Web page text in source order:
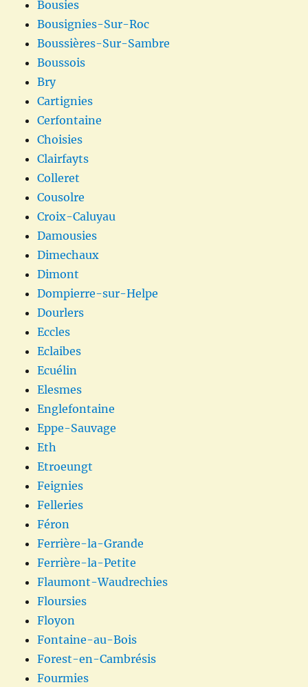
Bousies
Bousignies-Sur-Roc
Boussières-Sur-Sambre
Boussois
Bry
Cartignies
Cerfontaine
Choisies
Clairfayts
Colleret
Cousolre
Croix-Caluyau
Damousies
Dimechaux
Dimont
Dompierre-sur-Helpe
Dourlers
Eccles
Eclaibes
Ecuélin
Elesmes
Englefontaine
Eppe-Sauvage
Eth
Etroeungt
Feignies
Felleries
Féron
Ferrière-la-Grande
Ferrière-la-Petite
Flaumont-Waudrechies
Floursies
Floyon
Fontaine-au-Bois
Forest-en-Cambrésis
Fourmies